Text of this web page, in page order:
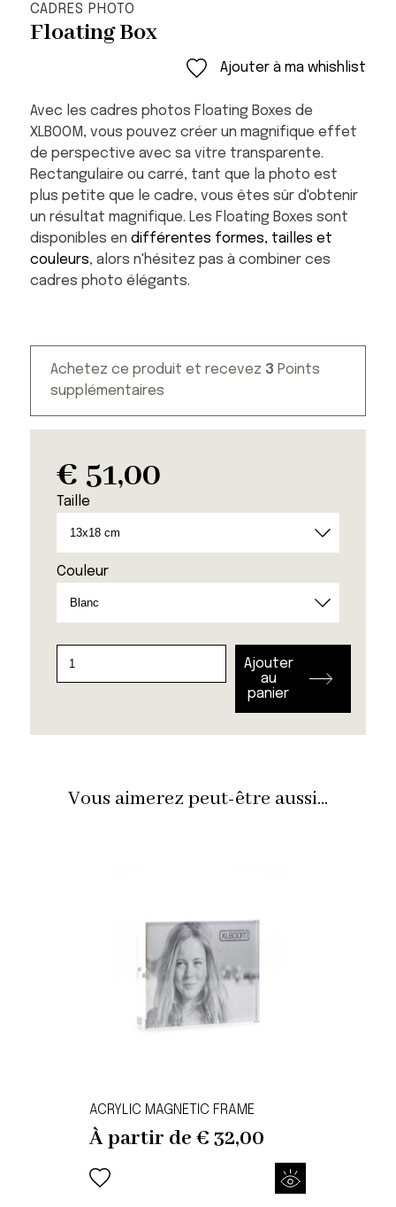
CADRES PHOTO
Floating Box
Ajouter à ma whishlist
Avec les cadres photos Floating Boxes de
XLBOOM, vous pouvez créer un magnifique effet
de perspective avec sa vitre transparente.
Rectangulaire ou carré, tant que la photo est
plus petite que le cadre, vous êtes sûr d'obtenir
un résultat magnifique. Les Floating Boxes sont
disponibles en différentes formes, tailles et
couleurs, alors n'hésitez pas à combiner ces
cadres photo élégants.
Achetez ce produit et recevez 3 Points
supplémentaires
€ 51,00
Taille
Couleur
Ajouter
au
panier
Vous aimerez peut-être aussi...
ACRYLIC MAGNETIC FRAME
À partir de€ 32,00